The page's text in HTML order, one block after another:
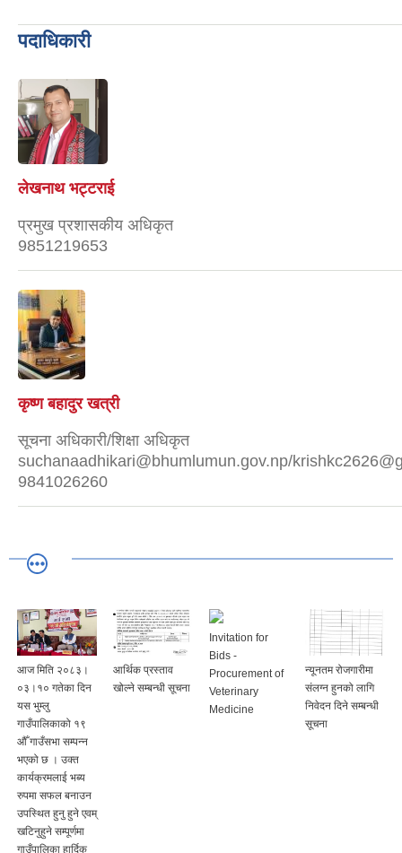
पदाधिकारी
लेखनाथ भट्टराई
प्रमुख प्रशासकीय अधिकृत
9851219653
कृष्ण बहादुर खत्री
सूचना अधिकारी/शिक्षा अधिकृत
suchanaadhikari@bhumlumun.gov.np/
9841026260
आज मिति २०८३।
०३।१० गतेका दिन
यस भुम्लु
गाउँपालिकाको १९
‌औँ ‌गाउँसभा सम्पन्न
भएको छ । उक्त
कार्यक्रमलाई भब्य
रुपमा सफल बनाउन
उपस्थित हुनु हुने एवम्
खटिनुहुने सम्पूर्णमा
गाउँपालिका हार्दिक
आर्थिक प्रस्ताव
खोल्ने सम्बन्धी सूचना
Invitation for
Bids -
Procurement of
Veterinary
Medicine
न्यूनतम रोजगारीमा
संलग्न हुनको लागि
निवेदन दिने सम्बन्धी
सूचना